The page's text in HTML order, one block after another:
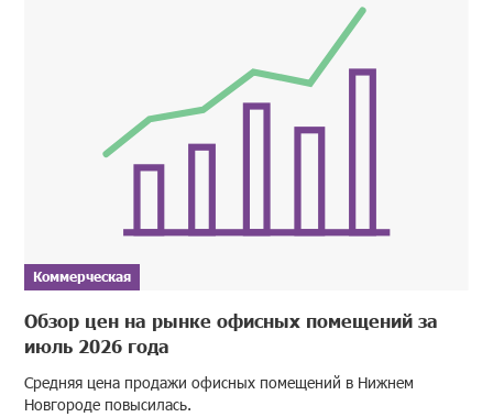
Коммерческая
Обзор цен на рынке офисных помещений за
июль 2026 года
Средняя цена продажи офисных помещений в Нижнем
Новгороде повысилась.